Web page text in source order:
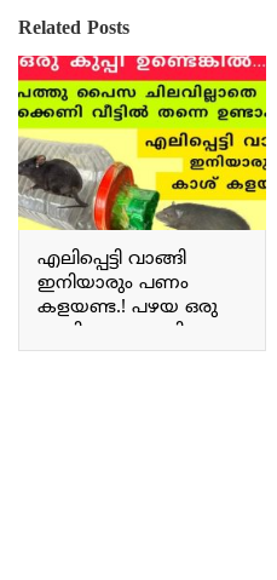
Related Posts
എലിപ്പെട്ടി വാങ്ങി
ഇനിയാരും പണം
കളയണ്ട.! പഴയ ഒരു
കുപ്പി മാത്രം മതി;
എലിക്കെണി വീട്ടിൽ